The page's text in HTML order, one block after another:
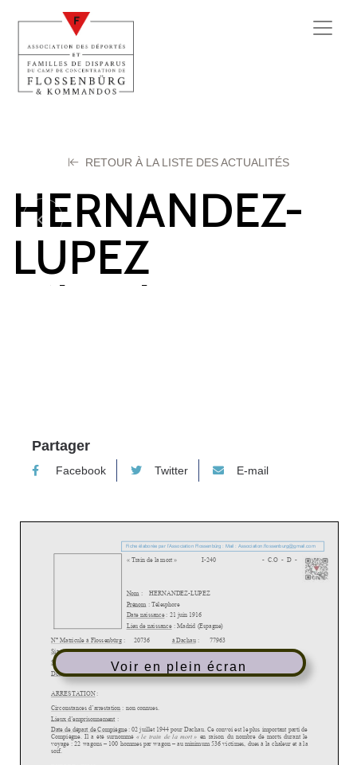
RETOUR À LA LISTE DES ACTUALITÉS
HERNANDEZ-
LUPEZ
Télesphore
Partager
Facebook Twitter E-mail
Voir en plein écran